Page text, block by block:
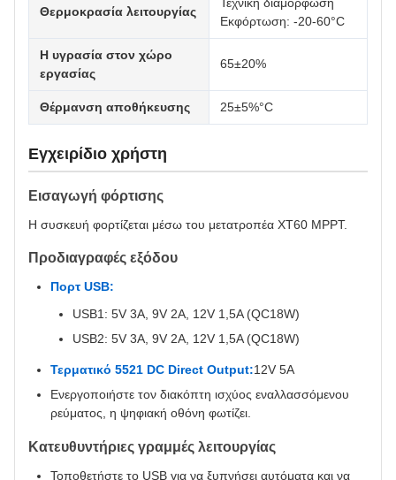
Θερμοκρασία λειτουργίας
Εκφόρτωση: -20-60°C
Η υγρασία στον χώρο
εργασίας
65±20%
Θέρμανση αποθήκευσης 25±5%°C
Εγχειρίδιο χρήστη
Εισαγωγή φόρτισης
Η συσκευή φορτίζεται μέσω του μετατροπέα XT60 MPPT.
Προδιαγραφές εξόδου
Πορτ USB:
USB1: 5V 3A, 9V 2A, 12V 1,5A (QC18W)
USB2: 5V 3A, 9V 2A, 12V 1,5A (QC18W)
Τερματικό 5521 DC Direct Output:12V 5A
Ενεργοποιήστε τον διακόπτη ισχύος εναλλασσόμενου
ρεύματος, η ψηφιακή οθόνη φωτίζει.
Κατευθυντήριες γραμμές λειτουργίας
Τοποθετήστε το USB για να ξυπνήσει αυτόματα και να